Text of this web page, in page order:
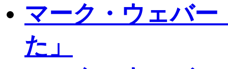
マーク・ウェバ
た」